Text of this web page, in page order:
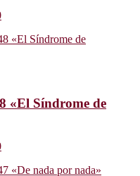
«El Síndrome de